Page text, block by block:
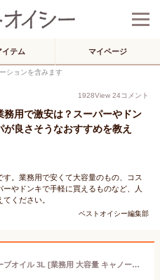
イテム マイページ
ションを含みます
1928View 24コメント
務用で激安は？スーパーやドン
良さそうなおすすめを教え
。業務用で安くて大容量のもの、コス
やドンキで手軽に買えるものなど、人
ください。
ベストオイシー編集部
OLIVOLA キャノーラ＆オリーブオイル 3L [業務用 大容量 キャノーラオイル 菜種油 オリーブオイル ブレンド 加熱 非加熱] (909002)